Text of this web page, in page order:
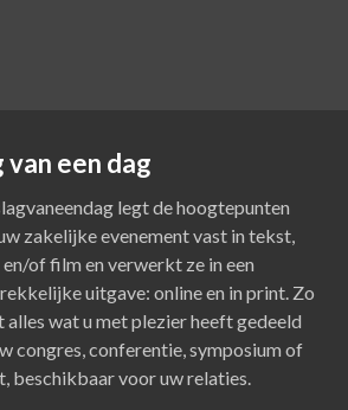
een dag
legt de hoogtepunten
zakelijke evenement vast in tekst,
of film en verwerkt ze in een
uitgave: online en in print. Zo
wat u met plezier heeft gedeeld
congres, conferentie, symposium of
beschikbaar voor uw relaties.